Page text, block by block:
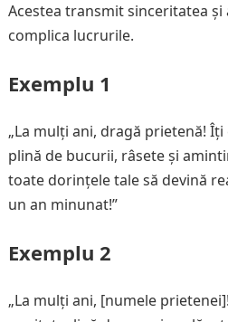
Acestea transmit sinceritatea
complica lucrurile.
Exemplu 1
„La mulți ani, dragă prietenă!
plină de bucurii, râsete și
toate dorințele tale să devină
un an minunat!”
Exemplu 2
„La mulți ani, [numele